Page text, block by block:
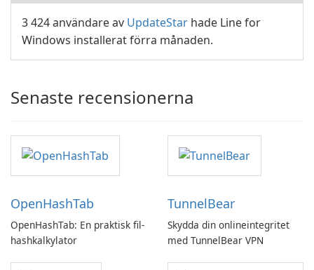
3 424 användare av UpdateStar hade Line for
Windows installerat förra månaden.
Senaste recensionerna
OpenHashTab
OpenHashTab: En praktisk fil-
hashkalkylator
TunnelBear
Skydda din onlineintegritet
med TunnelBear VPN